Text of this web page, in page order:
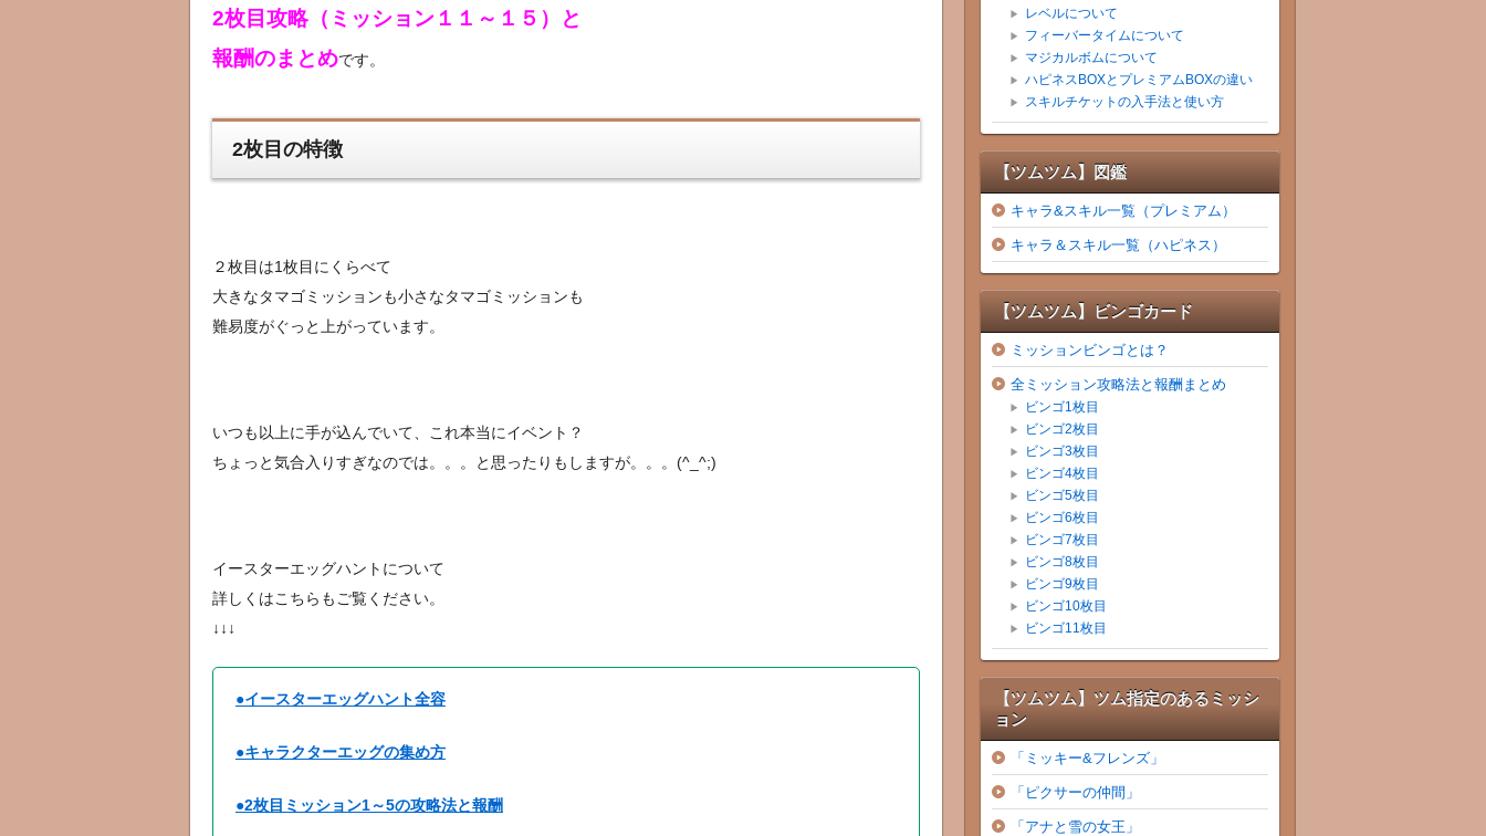
2枚目攻略（ミッション１１～１５）と
報酬のまとめです。
2枚目の特徴
２枚目は1枚目にくらべて
大きなタマゴミッションも小さなタマゴミッションも
難易度がぐっと上がっています。
いつも以上に手が込んでいて、これ本当にイベント？
ちょっと気合入りすぎなのでは。。。と思ったりもしますが。。。(^_^;)
イースターエッグハントについて
詳しくはこちらもご覧ください。
↓↓↓
●イースターエッグハント全容
●キャラクターエッグの集め方
●2枚目ミッション1～5の攻略法と報酬
レベルについて
フィーバータイムについて
マジカルボムについて
ハピネスBOXとプレミアムBOXの違い
スキルチケットの入手法と使い方
【ツムツム】図鑑
キャラ&スキル一覧（プレミアム）
キャラ＆スキル一覧（ハピネス）
【ツムツム】ビンゴカード
ミッションビンゴとは？
全ミッション攻略法と報酬まとめ
ビンゴ1枚目
ビンゴ2枚目
ビンゴ3枚目
ビンゴ4枚目
ビンゴ5枚目
ビンゴ6枚目
ビンゴ7枚目
ビンゴ8枚目
ビンゴ9枚目
ビンゴ10枚目
ビンゴ11枚目
【ツムツム】ツム指定のあるミッシ
ョン
「ミッキー&フレンズ」
「ピクサーの仲間」
「アナと雪の女王」